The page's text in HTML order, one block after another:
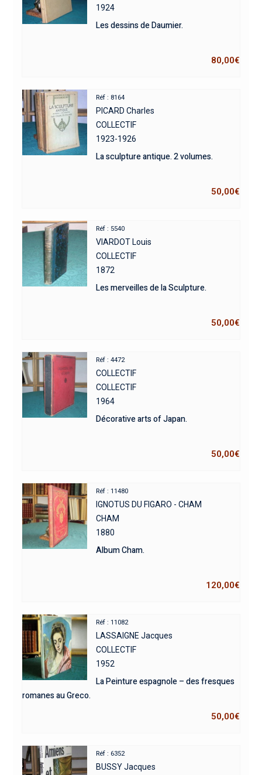
1924
Les dessins de Daumier.
80,00€
Réf : 8164
PICARD Charles
COLLECTIF
1923-1926
La sculpture antique. 2 volumes.
50,00€
Réf : 5540
VIARDOT Louis
COLLECTIF
1872
Les merveilles de la Sculpture.
50,00€
Réf : 4472
COLLECTIF
COLLECTIF
1964
Décorative arts of Japan.
50,00€
Réf : 11480
IGNOTUS DU FIGARO - CHAM
CHAM
1880
Album Cham.
120,00€
Réf : 11082
LASSAIGNE Jacques
COLLECTIF
1952
La Peinture espagnole – des fresques
romanes au Greco.
50,00€
Réf : 6352
BUSSY Jacques